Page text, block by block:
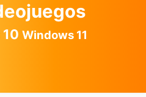
Windows 11